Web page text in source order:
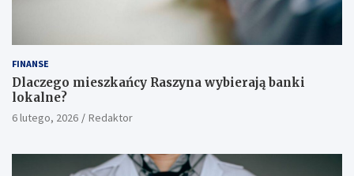
FINANSE
Dlaczego mieszkańcy Raszyna wybierają banki
lokalne?
6 lutego, 2026 Redaktor